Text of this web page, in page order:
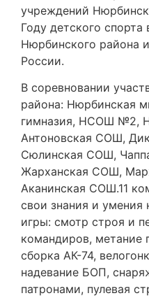
учреждений
Году детского
Нюрбинского района
России.
В соревновании
района: Нюрбинская
гимназия, НСОШ №2,
Антоновская СОШ,
Сюлинская СОШ,
Жарханская СОШ,
Аканинская СОШ.11
свои знания и умения
игры: смотр строя и
командиров, метание
сборка АК-74,
надевание БОП,
патронами, пулевая